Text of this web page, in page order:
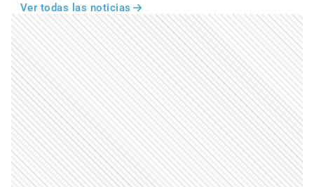
Ver todas las noticias